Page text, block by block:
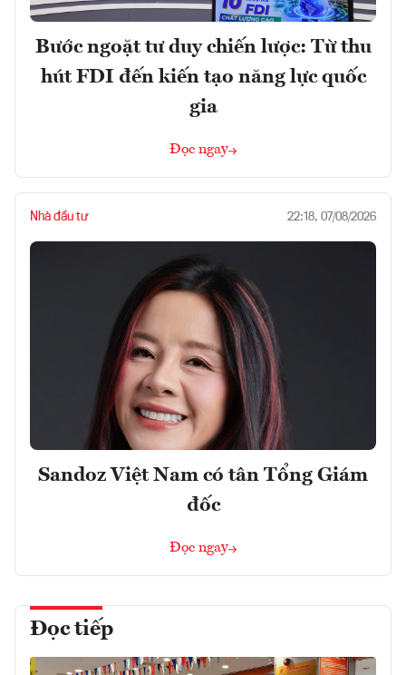
Bước ngoặt tư duy chiến lược: Từ thu
hút FDI đến kiến tạo năng lực quốc
gia
Đọc ngay
Nhà đầu tư 22:18, 07/08/2026
Sandoz Việt Nam có tân Tổng Giám
đốc
Đọc ngay
Đọc tiếp